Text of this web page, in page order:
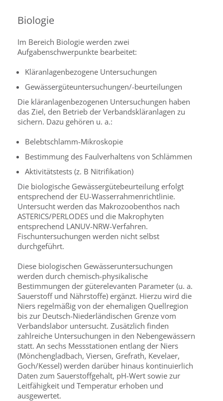
Biologie
Im Bereich Biologie werden zwei
Aufgabenschwerpunkte bearbeitet:
Kläranlagenbezogene Untersuchungen
Gewässergüteuntersuchungen/-beurteilungen
Die kläranlagenbezogenen Untersuchungen haben
das Ziel, den Betrieb der Verbandskläranlagen zu
sichern. Dazu gehören u. a.:
Belebtschlamm-Mikroskopie
Bestimmung des Faulverhaltens von Schlämmen
Aktivitätstests (z. B Nitrifikation)
Die biologische Gewässergütebeurteilung erfolgt
entsprechend der EU-Wasserrahmenrichtlinie.
Untersucht werden das Makrozoobenthos nach
ASTERICS/PERLODES und die Makrophyten
entsprechend LANUV-NRW-Verfahren.
Fischuntersuchungen werden nicht selbst
durchgeführt.
Diese biologischen Gewässeruntersuchungen
werden durch chemisch-physikalische
Bestimmungen der güterelevanten Parameter (u. a.
Sauerstoff und Nährstoffe) ergänzt. Hierzu wird die
Niers regelmäßig von der ehemaligen Quellregion
bis zur Deutsch-Niederländischen Grenze vom
Verbandslabor untersucht. Zusätzlich finden
zahlreiche Untersuchungen in den Nebengewässern
statt. An sechs Messstationen entlang der Niers
(Mönchengladbach, Viersen, Grefrath, Kevelaer,
Goch/Kessel) werden darüber hinaus kontinuierlich
Daten zum Sauerstoffgehalt, pH-Wert sowie zur
Leitfähigkeit und Temperatur erhoben und
ausgewertet.